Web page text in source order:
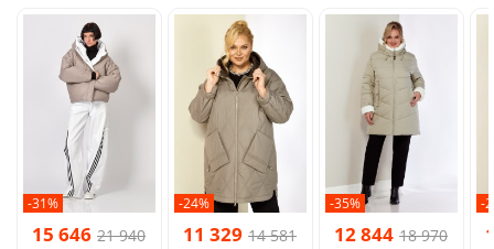
-31%
15 646 21 940
-24%
11 329 14 581
-35%
12 844 18 970
-